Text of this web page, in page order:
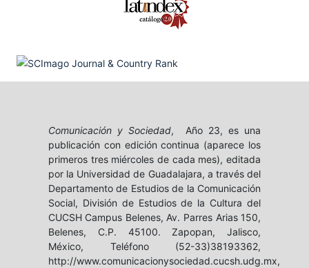
Comunicación y Sociedad, Año 23, es una
publicación con edición continua (aparece los
primeros tres miércoles de cada mes), editada
por la Universidad de Guadalajara, a través del
Departamento de Estudios de la Comunicación
Social, División de Estudios de la Cultura del
CUCSH Campus Belenes, Av. Parres Arias 150,
Belenes, C.P. 45100. Zapopan, Jalisco,
México, Teléfono (52-33)38193362,
http://www.comunicacionysociedad.cucsh.udg.mx,